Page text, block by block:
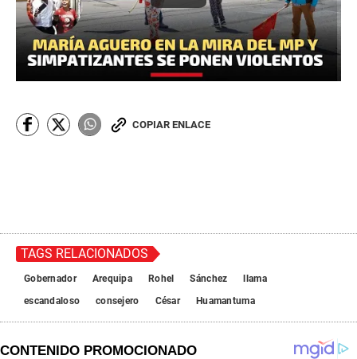
COPIAR ENLACE
TAGS RELACIONADOS
Gobernador Arequipa Rohel Sánchez
llama
escandaloso
consejero César Huamantuma